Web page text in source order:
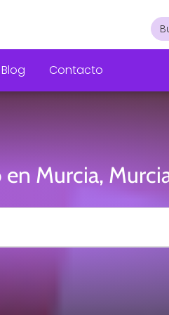
Blog Contacto
en Murcia,